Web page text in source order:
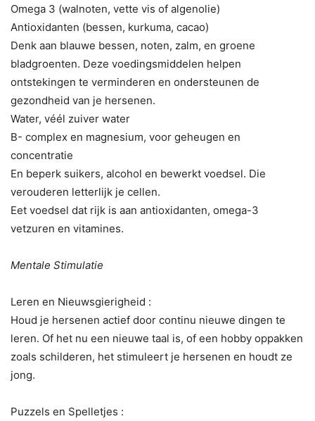
Omega 3 (walnoten, vette vis of algenolie)
Antioxidanten (bessen, kurkuma, cacao)
Denk aan blauwe bessen, noten, zalm, en groene
bladgroenten. Deze voedingsmiddelen helpen
ontstekingen te verminderen en ondersteunen de
gezondheid van je hersenen.
Water, véél zuiver water
B- complex en magnesium, voor geheugen en
concentratie
En beperk suikers, alcohol en bewerkt voedsel. Die
verouderen letterlijk je cellen.
Eet voedsel dat rijk is aan antioxidanten, omega-3
vetzuren en vitamines.
Mentale Stimulatie
Leren en Nieuwsgierigheid :
Houd je hersenen actief door continu nieuwe dingen te
leren. Of het nu een nieuwe taal is, of een hobby oppakken
zoals schilderen, het stimuleert je hersenen en houdt ze
jong.
Puzzels en Spelletjes :